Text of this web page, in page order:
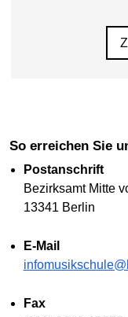
So erreichen Sie
Postanschrift
Bezirksamt Mitte
13341 Berlin
E-Mail
Fax